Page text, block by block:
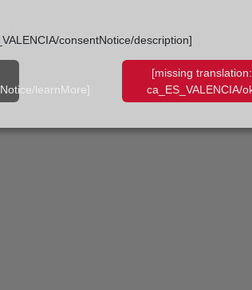
consentNotice/description]
learnMore]
[missing translation:
ca_ES_VALENCIA/